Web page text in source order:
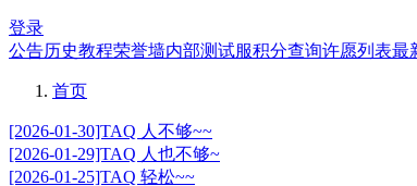
登录
公告历史教程荣誉墙内部测试服积分查询许愿列表最
首页
[2026-01-30]TAQ 人不够~~
[2026-01-29]TAQ 人也不够~
[2026-01-25]TAQ 轻松~~